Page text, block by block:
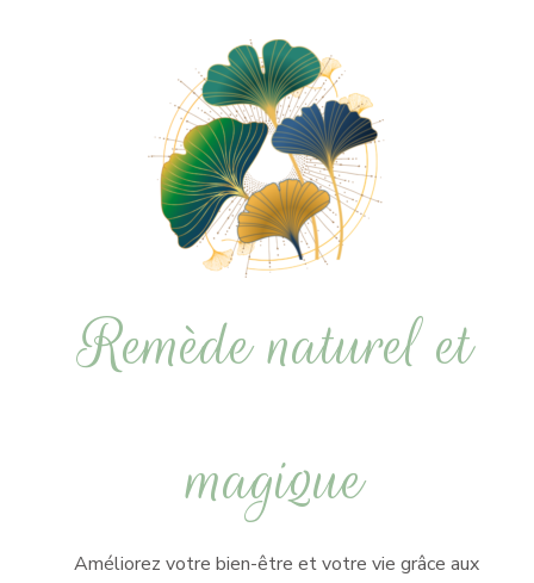
Remède naturel et
magique
Améliorez votre bien-être et votre vie grâce aux